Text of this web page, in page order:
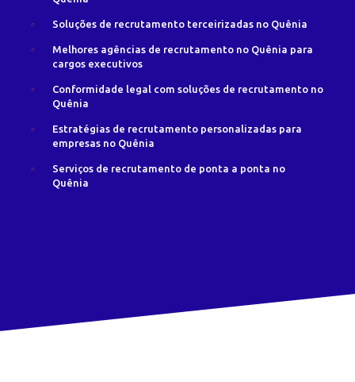
Soluções de recrutamento terceirizadas no Quênia
Melhores agências de recrutamento no Quênia para
cargos executivos
Conformidade legal com soluções de recrutamento no
Quênia
Estratégias de recrutamento personalizadas para
empresas no Quênia
Serviços de recrutamento de ponta a ponta no
Quênia